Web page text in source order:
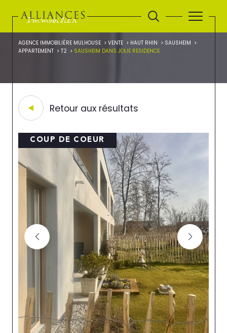
AGENCE IMMOBILIÈRE MULHOUSE VENTE HAUT RHIN
SAUSHEIM
APPARTEMENT
T2 SAUSHEIM DANS JOLIE RESIDENCE
Retour aux résultats
COUP DE COEUR